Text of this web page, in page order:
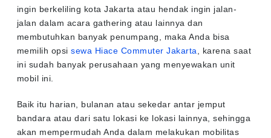
ingin berkeliling kota Jakarta atau hendak ingin jalan-
jalan dalam acara gathering atau lainnya dan
membutuhkan banyak penumpang, maka Anda bisa
memilih opsisewa Hiace Commuter Jakarta , karena saat
ini sudah banyak perusahaan yang menyewakan unit
mobil ini.
Baik itu harian, bulanan atau sekedar antar jemput
bandara atau dari satu lokasi ke lokasi lainnya, sehingga
akan mempermudah Anda dalam melakukan mobilitas